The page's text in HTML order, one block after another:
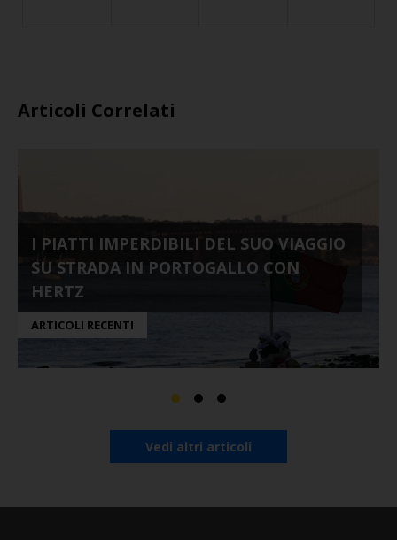
Articoli Correlati
I PIATTI IMPERDIBILI DEL SUO VIAGGIO
SU STRADA IN PORTOGALLO CON
HERTZ
ARTICOLI RECENTI
Vedi altri articoli